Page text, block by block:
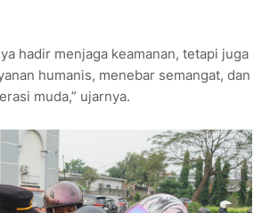
hadir menjaga keamanan, tetapi juga
humanis, menebar semangat, dan
muda,” ujarnya.